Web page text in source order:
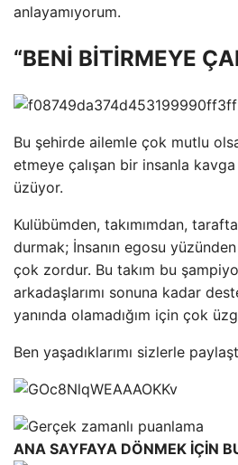
anlayamıyorum.
“BENİ BİTİRMEYE
Bu şehirde ailemle çok mutlu
etmeye çalışan bir insanla
üzüyor.
Kulübümden, takımımdan,
durmak; İnsanın egosu
çok zordur. Bu takım bu
arkadaşlarımı sonuna kadar
yanında olamadığım için çok
Ben yaşadıklarımı sizlerle
ANA SAYFAYA DÖNMEK İÇİN